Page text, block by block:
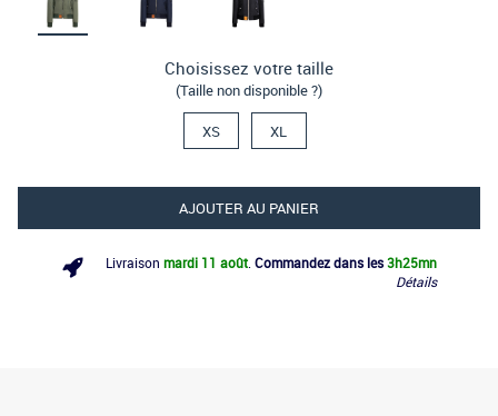
Choisissez votre taille
(Taille non disponible ?)
XS XL
AJOUTER AU PANIER
Livraison mardi 11 août. Commandez dans les 3h25mn
Détails